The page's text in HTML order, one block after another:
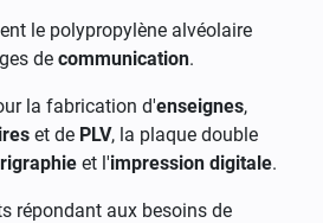
le polypropylène alvéolaire
de communication.
la fabrication d'enseignes,
et de PLV, la plaque double
et l'impression digitale.
répondant aux besoins de